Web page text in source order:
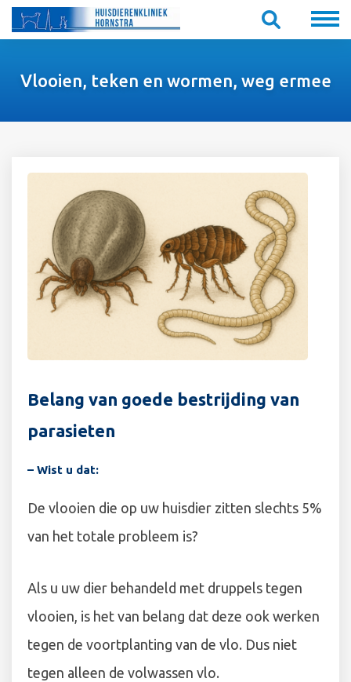
Vlooien, teken en wormen, weg ermee
Belang van goede bestrijding van
parasieten
– Wist u dat:
De vlooien die op uw huisdier zitten slechts 5%
van het totale probleem is?
Als u uw dier behandeld met druppels tegen
vlooien, is het van belang dat deze ook werken
tegen de voortplanting van de vlo. Dus niet
tegen alleen de volwassen vlo.